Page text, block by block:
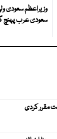
وزیراعظم سعودی
سعودی عرب پہنچ
مقرر کردی